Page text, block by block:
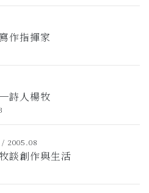
作指揮家
詩人楊牧
/ 2005.08
談創作與生活